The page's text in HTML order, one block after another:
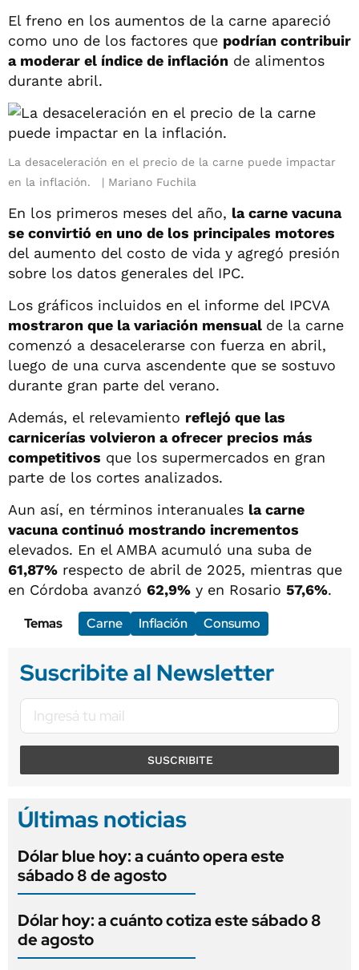
El freno en los aumentos de la carne apareció
como uno de los factores que podrían contribuir
a moderar el índice de inflación de alimentos
durante abril.
La desaceleración en el precio de la carne puede impactar
en la inflación.
Mariano Fuchila
En los primeros meses del año, la carne vacuna
se convirtió en uno de los principales motores
del aumento del costo de vida y agregó presión
sobre los datos generales del IPC.
Los gráficos incluidos en el informe del IPCVA
mostraron que la variación mensual de la carne
comenzó a desacelerarse con fuerza en abril,
luego de una curva ascendente que se sostuvo
durante gran parte del verano.
Además, el relevamiento reflejó que las
carnicerías volvieron a ofrecer precios más
competitivos que los supermercados en gran
parte de los cortes analizados.
Aun así, en términos interanuales la carne
vacuna continuó mostrando incrementos
elevados. En el AMBA acumuló una suba de
61,87% respecto de abril de 2025, mientras que
en Córdoba avanzó 62,9% y en Rosario 57,6%.
Temas
Carne Inflación Consumo
Suscribite al Newsletter
SUSCRIBITE
Últimas noticias
Dólar blue hoy: a cuánto opera este
sábado 8 de agosto
Dólar hoy: a cuánto cotiza este sábado 8
de agosto